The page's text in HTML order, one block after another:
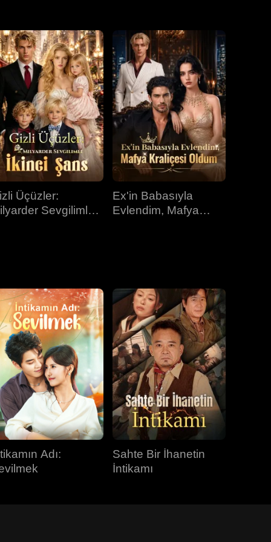
34.bölüm 35.bölüm 36.bölüm
37.bölüm 38.bölüm 39.bölüm
40.bölüm
Üçüzler:
Sevgilimle
Ex'in Babasıyla
Evlendim, Mafya
Adı:
Sahte Bir İhanetin
İntikamı